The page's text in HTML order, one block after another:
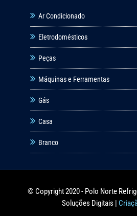
Ar Condicionado
Eletrodomésticos
Peças
Máquinas e Ferramentas
Gás
Casa
Branco
© Copyright 2020 - Polo Norte
Soluções Digitais |